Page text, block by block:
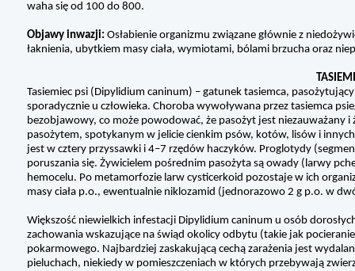
waha się od 100 do 800.
Objawy inwazji: Osłabienie organizmu związane głównie z
łaknienia, ubytkiem masy ciała, wymiotami, bólami brzucha oraz
Tasiemiec psi (Dipylidium caninum) – gatunek tasiemca,
sporadycznie u człowieka. Choroba wywoływana przez tasiemca
bezobjawowy, co może powodować, że pasożyt jest niezauważany
pasożytem, spotykanym w jelicie cienkim psów, kotów, lisów i
jest w cztery przyssawki i 4–7 rzędów haczyków. Proglotydy
poruszania się. Żywicielem pośrednim pasożyta są owady (larwy
hemocelu. Po metamorfozie larw cysticerkoid pozostaje w ich
masy ciała p.o., ewentualnie niklozamid (jednorazowo 2 g p.o. w
Większość niewielkich infestacji Dipylidium caninum u osób
zachowania wskazujące na świąd okolicy odbytu (takie jak
pokarmowego. Najbardziej zaskakującą cechą zarażenia jest
pieluchach, niekiedy w pomieszczeniach w których przebywają